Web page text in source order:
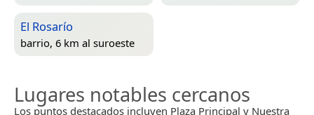
El Rosarío
barrio, 6 km al suroeste
Lugares notables cercanos
Los puntos destacados incluyen Plaza Principal y Nuestra